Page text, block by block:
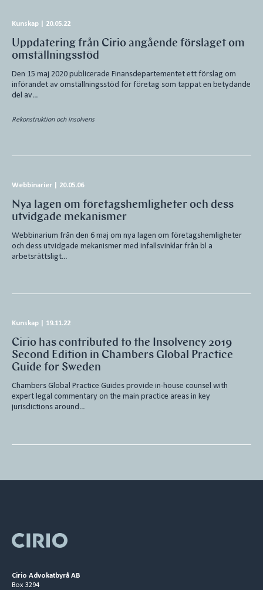
Kunskap 20.05.22
Uppdatering från Cirio angående förslaget om
omställningsstöd
Den 15 maj 2020 publicerade Finansdepartementet ett förslag om
införandet av omställningsstöd för företag som tappat en betydande
del av…
Rekonstruktion och insolvens
Webbinarier 20.05.06
Nya lagen om företagshemligheter och dess
utvidgade mekanismer
Webbinarium från den 6 maj om nya lagen om företagshemligheter
och dess utvidgade mekanismer med infallsvinklar från bl a
arbetsrättsligt…
Kunskap 19.11.22
Cirio has contributed to the Insolvency 2019
Second Edition in Chambers Global Practice
Guide for Sweden
Chambers Global Practice Guides provide in-house counsel with
expert legal commentary on the main practice areas in key
jurisdictions around…
Cirio Advokatbyrå AB
Box 3294